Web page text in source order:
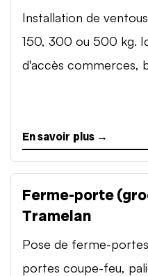
Installation de
150, 300 ou 500 kg.
d'accès commerces,
En savoir plus →
Ferme-porte
Tramelan
Pose de ferme-
portes coupe-feu,